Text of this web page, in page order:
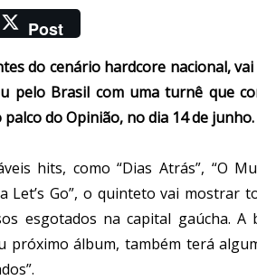
Post
do cenário hardcore nacional,
pelo Brasil com uma turnê que
do Opinião, no dia 14 de junho.
hits, como “Dias Atrás”, “O
Let’s Go”, o quinteto vai mostrar
esgotados na capital gaúcha. A
próximo álbum, também terá